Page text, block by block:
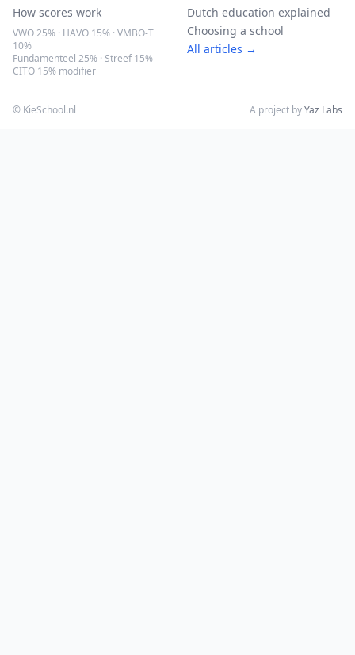
How scores work
VWO 25% · HAVO 15% · VMBO-T
10%
Fundamenteel 25% · Streef 15%
CITO 15% modifier
Dutch education explained
Choosing a school
All articles →
© KieSchool.nl A project byYaz Labs